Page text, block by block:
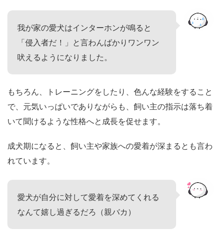
我が家の愛犬はインターホンが鳴ると
「侵入者だ！」と言わんばかりワンワン
吠えるようになりました。
もちろん、トレーニングをしたり、色んな経験をすること
で、元気いっぱいでありながらも、飼い主の指示は落ち着
いて聞けるような性格へと成長を促せます。
成犬期になると、飼い主や家族への愛着が深まるとも言わ
れています。
愛犬が自分に対して愛着を深めてくれる
なんて嬉し過ぎるだろ（親バカ）